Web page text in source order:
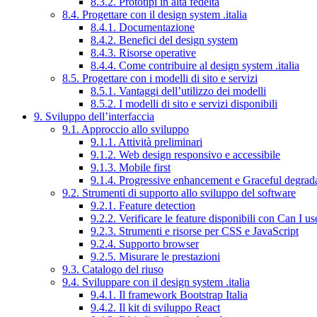
8.4. Progettare con il design system .italia
8.4.1. Documentazione
8.4.2. Benefici del design system
8.4.3. Risorse operative
8.4.4. Come contribuire al design system .italia
8.5. Progettare con i modelli di sito e servizi
8.5.1. Vantaggi dell’utilizzo dei modelli
8.5.2. I modelli di sito e servizi disponibili
9. Sviluppo dell’interfaccia
9.1. Approccio allo sviluppo
9.1.1. Attività preliminari
9.1.2. Web design responsivo e accessibile
9.1.3. Mobile first
9.1.4. Progressive enhancement e Graceful
9.2. Strumenti di supporto allo sviluppo del software
9.2.1. Feature detection
9.2.2. Verificare le feature disponibili con Can I
9.2.3. Strumenti e risorse per CSS e JavaScript
9.2.4. Supporto browser
9.2.5. Misurare le prestazioni
9.3. Catalogo del riuso
9.4. Sviluppare con il design system .italia
9.4.1. Il framework Bootstrap Italia
9.4.2. Il kit di sviluppo React